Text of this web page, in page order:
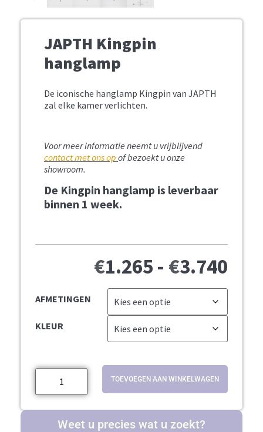
JAPTH Kingpin
hanglamp
De iconische hanglamp Kingpin van JAPTH
zal elke kamer verlichten.
Voor meer informatie neemt u vrijblijvend
contact met ons op of bezoekt u onze
showroom.
De Kingpin hanglamp is leverbaar
binnen 1 week.
€1.265 - €3.740
AFMETINGEN
KLEUR
TOEVOEGEN AAN WINKELWAGEN
Weet u precies wat u zoekt?